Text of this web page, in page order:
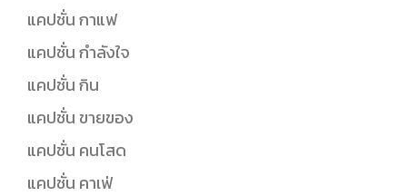
แคปชั่น กาแฟ
แคปชั่น กำลังใจ
แคปชั่น กิน
แคปชั่น ขายของ
แคปชั่น คนโสด
แคปชั่น คาเฟ่